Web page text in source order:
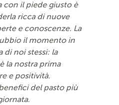
con il piede giusto è
ricca di nuove
e conoscenze. La
il momento in
di noi stessi: la
la nostra prima
e positività.
del pasto più